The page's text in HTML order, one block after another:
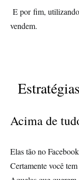
E por fim,
vendem.
Estratégias
Acima de
Elas tão no
Certamente você tem